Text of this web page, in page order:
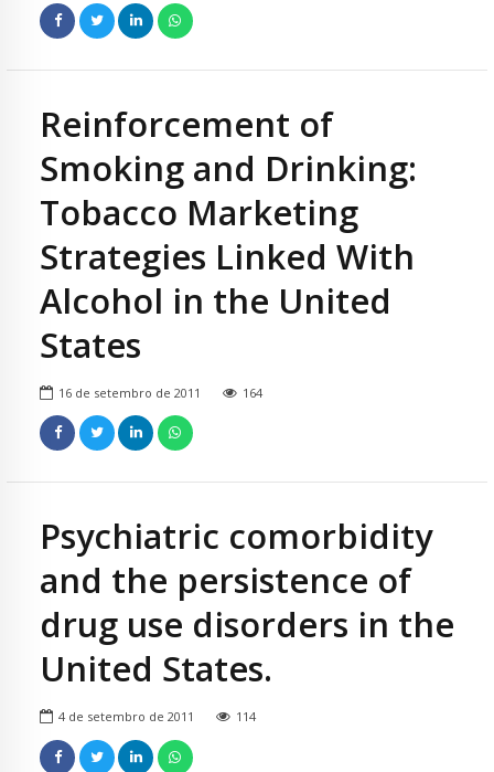
Reinforcement of
Smoking and Drinking:
Tobacco Marketing
Strategies Linked With
Alcohol in the United
States
16 de setembro de 2011 164
Psychiatric comorbidity
and the persistence of
drug use disorders in the
United States.
4 de setembro de 2011 114